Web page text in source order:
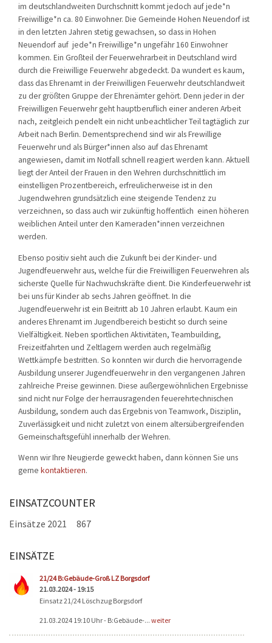
im deutschlandweiten Durchschnitt kommt jedoch auf jede*n
Freiwillige*n ca. 80 Einwohner. Die Gemeinde Hohen Neuendorf ist
in den letzten Jahren stetig gewachsen, so dass in Hohen
Neuendorf auf jede*n Freiwillige*n ungefähr 160 Einwohner
kommen. Ein Großteil der Feuerwehrarbeit in Deutschland wird
durch die Freiwillige Feuerwehr abgedeckt. Da wundert es kaum,
dass das Ehrenamt in der Freiwilligen Feuerwehr deutschlandweit
zu der größten Gruppe der Ehrenämter gehört. Denn jeder in der
Freiwilligen Feuerwehr geht hauptberuflich einer anderen Arbeit
nach, zeitgleich pendelt ein nicht unbeachtlicher Teil tagtäglich zur
Arbeit nach Berlin. Dementsprechend sind wir als Frewillige
Feuerwehr und als Bürger*innen also auf das Ehrenamt
angewiesen, damit im Notfall schnell reagiert werden kann. Aktuell
liegt der Anteil der Frauen in den Wehren durchschnittlich im
einstelligen Prozentbereich, erfreulicherweise ist in den
Jugendwehren grundsätzlich eine steigende Tendenz zu
verzeichnen, so dass auch wir zukünftig hoffentlich einen höheren
weiblichen Anteil unter den Kameraden*innen verzeichnen
werden.
Ebenso positiv sieht auch die Zukunft bei der Kinder- und
Jugendfeuerwehr aus, welche für die Freiwilligen Feuerwehren als
sicherste Quelle für Nachwuchskräfte dient. Die Kinderfeuerwehr ist
bei uns für Kinder ab sechs Jahren geöffnet. In die
Jugendfeuerwehr ist ein Beitritt ab 10 Jahren erlaubt. Kaum ein
anderes Ehrenamt im Jugendbereich besticht so durch seine
Vielfältigkeit. Neben sportlichen Aktivitäten, Teambuilding,
Freizeitfahrten und Zeltlagern werden auch regelmäßig
Wettkämpfe bestritten. So konnten wir durch die hervorragende
Ausbildung unserer Jugendfeuerwehr in den vergangenen Jahren
zahlreiche Preise gewinnen. Diese außergewöhnlichen Ergebnisse
sind nicht nur Folge der herrausragenden feuerehrtechnischen
Ausbildung, sondern auch das Ergebnis von Teamwork, Disziplin,
Zuverlässigkeit und nicht zuletzt von einem altersübergreifenden
Gemeinschaftsgefühl innerhalb der Wehren.
Wenn wir Ihre Neugierde geweckt haben, dann können Sie uns
gerne kontaktieren.
EINSATZCOUNTER
Einsätze 2021 867
EINSÄTZE
21/24 B:Gebäude-Groß LZ Borgsdorf
21.03.2024 - 19:15
Einsatz 21/24 Löschzug Borgsdorf
21.03.2024 19:10 Uhr - B:Gebäude-... weiter
Seiten